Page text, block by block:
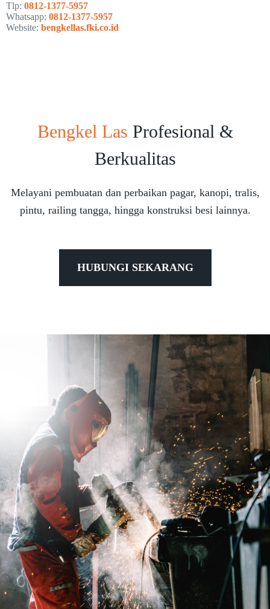
Tlp: 0812-1377-5957
Whatsapp: 0812-1377-5957
Website: bengkellas.fki.co.id
Bengkel Las Profesional &
Berkualitas
Melayani pembuatan dan perbaikan pagar, kanopi, tralis,
pintu, railing tangga, hingga konstruksi besi lainnya.
HUBUNGI SEKARANG